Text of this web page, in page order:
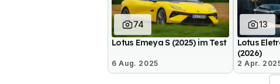
74
Lotus Emeya S (2025) im Test
6 Aug. 2025
13
Lotus
(2026)
2 Apr.